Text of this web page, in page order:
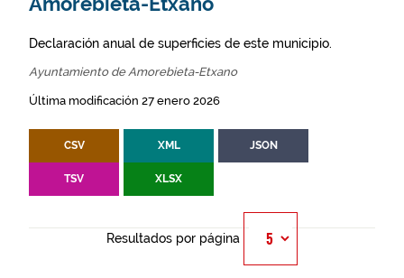
Declaración anual de superficies de este municipio.
Ayuntamiento de Amorebieta-Etxano
Última modificación 27 enero 2026
CSV XML JSON
TSV XLSX
Resultados por página